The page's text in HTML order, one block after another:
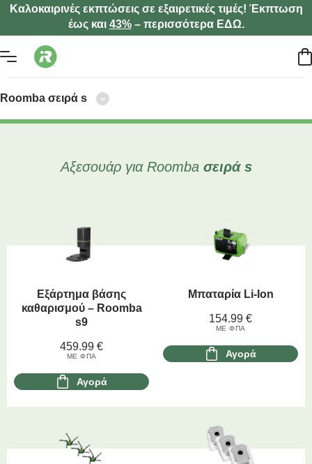
Καλοκαιρινές εκπτώσεις σε εξαιρετικές τιμές! Έκπτωση
έως και 43%– περισσότερα ΕΔΩ.
Roomba σειρά s
Αξεσουάρ για Roomba σειρά s
Εξάρτημα βάσης
καθαρισμού – Roomba
s9
459.99 €
ΜΕ ΦΠΑ
Αγορά
Μπαταρία Li-Ion
154.99 €
ΜΕ ΦΠΑ
Αγορά